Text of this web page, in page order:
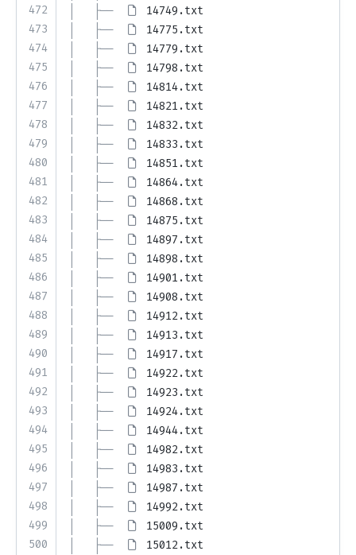
472
473
474
475
476
477
478
479
480
481
482
483
484
485
486
487
488
489
490
491
492
493
494
495
496
497
498
499
500
│   ├──
14749.txt
│   ├──
14775.txt
│   ├──
14779.txt
│   ├──
14798.txt
│   ├──
14814.txt
│   ├──
14821.txt
│   ├──
14832.txt
│   ├──
14833.txt
│   ├──
14851.txt
│   ├──
14864.txt
│   ├──
14868.txt
│   ├──
14875.txt
│   ├──
14897.txt
│   ├──
14898.txt
│   ├──
14901.txt
│   ├──
14908.txt
│   ├──
14912.txt
│   ├──
14913.txt
│   ├──
14917.txt
│   ├──
14922.txt
│   ├──
14923.txt
│   ├──
14924.txt
│   ├──
14944.txt
│   ├──
14982.txt
│   ├──
14983.txt
│   ├──
14987.txt
│   ├──
14992.txt
│   ├──
15009.txt
│   ├──
15012.txt